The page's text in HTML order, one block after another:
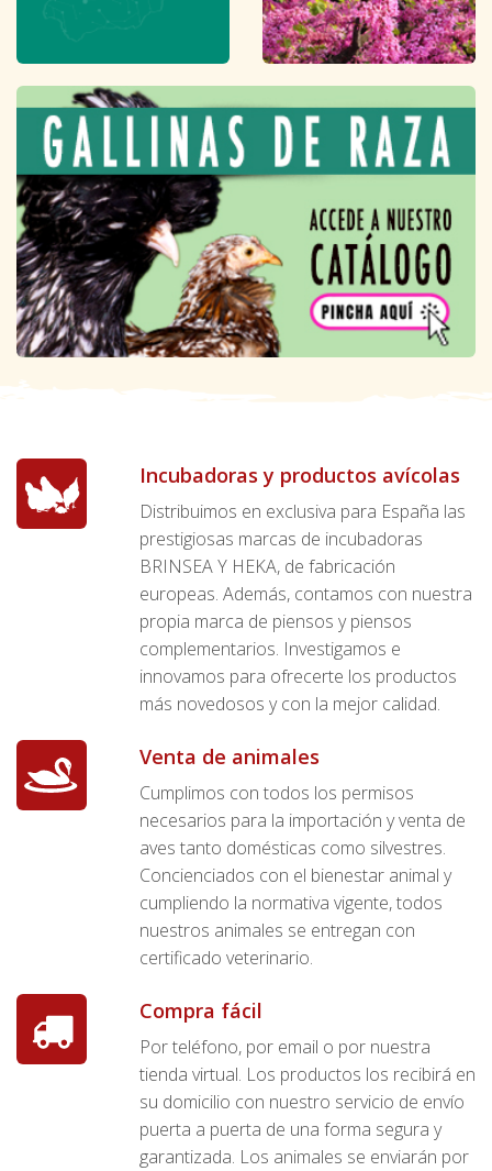
Incubadoras y productos avícolas
Distribuimos en exclusiva para España las
prestigiosas marcas de incubadoras
BRINSEA Y HEKA, de fabricación
europeas. Además, contamos con nuestra
propia marca de piensos y piensos
complementarios. Investigamos e
innovamos para ofrecerte los productos
más novedosos y con la mejor calidad.
Venta de animales
Cumplimos con todos los permisos
necesarios para la importación y venta de
aves tanto domésticas como silvestres.
Concienciados con el bienestar animal y
cumpliendo la normativa vigente, todos
nuestros animales se entregan con
certificado veterinario.
Compra fácil
Por teléfono, por email o por nuestra
tienda virtual. Los productos los recibirá en
su domicilio con nuestro servicio de envío
puerta a puerta de una forma segura y
garantizada. Los animales se enviarán por